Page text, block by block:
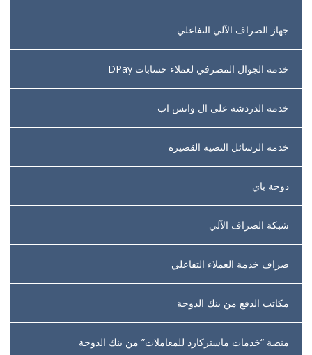
جهاز الصراف الآلي التفاعلي
خدمة الجوال المصرفي لعملاء حسابات DPay
خدمة الدردشة على ال واتس اب
خدمة الرسائل النصية القصيرة
دوحة باي
شبكة الصراف الآلي
صراف خدمة العملاء التفاعلي
مكاتب الدفع من بنك الدوحة
منصة “خدمات ماستركارد للمعاملات” من بنك الدوحة